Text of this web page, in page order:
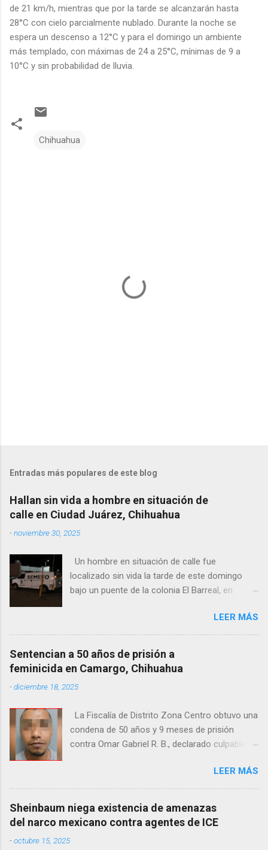
de 21 km/h, mientras que por la tarde se alcanzarán hasta
28°C con cielo parcialmente nublado. Durante la noche se
espera un descenso a 12°C y para el domingo un ambiente
más templado, con máximas de 24 a 25°C, mínimas de 9 a
10°C y sin probabilidad de lluvia.
Chihuahua
Entradas más populares de este blog
Hallan sin vida a hombre en situación de
calle en Ciudad Juárez, Chihuahua
-noviembre 30, 2025
Un hombre en situación de calle fue
localizado sin vida la tarde de este domingo
bajo un puente de la colonia El Barreal, en
de las calles 20 de Noviembre y Ramón Corona,
donde vecinos reportaron la presencia del
cuerpo. Elementos ministeriales y peritos de la
Fiscalía Zona Norte confirmaron que el
fallecido no presentaba huellas de violencia.
Habitantes de la zona señalaron que el hombre
desconocen su identidad.
LEER MÁS
Sentencian a 50 años de prisión a
feminicida en Camargo, Chihuahua
-diciembre 18, 2025
La Fiscalía de Distrito Zona Centro obtuvo una
condena de 50 años y 9 meses de prisión
contra Omar Gabriel R. B., declarado culpable
ocurrido en julio de 2021 en Camargo. De
acuerdo con las investigaciones, el acusado,
junto con Ramón Porfirio V. P., raptó y
estranguló a la víctima, cuyo cuerpo fue hallado
en septiembre de 2022 en un predio cercano a
LEER MÁS
Sheinbaum niega existencia de amenazas
del narco mexicano contra agentes de ICE
-octubre 15, 2025